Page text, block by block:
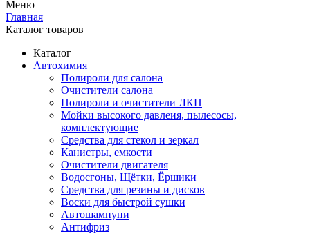
Меню
Главная
Каталог товаров
Каталог
Автохимия
Полироли для салона
Очистители салона
Полироли и очистители ЛКП
Мойки высокого давлеия, пылесосы,
комплектующие
Средства для стекол и зеркал
Канистры, емкости
Очистители двигателя
Водосгоны, Щётки, Ёршики
Средства для резины и дисков
Воски для быстрой сушки
Автошампуни
Антифриз